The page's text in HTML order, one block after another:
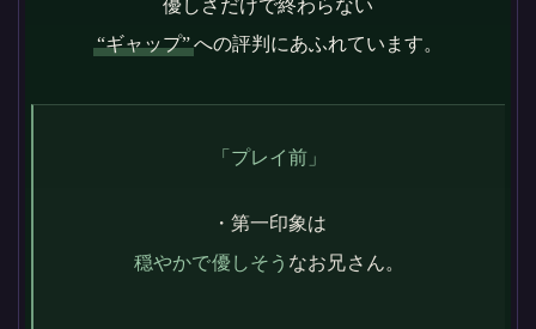
優しさだけで終わらない
“ギャップ”への評判にあふれています。
「プレイ前」
・第一印象は
穏やかで優しそう なお兄さん。